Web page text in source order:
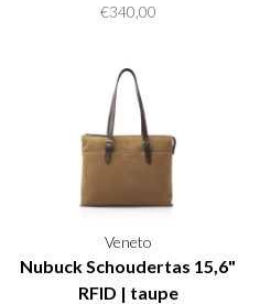
€340,00
Veneto
Nubuck Schoudertas 15,6"
RFID | taupe